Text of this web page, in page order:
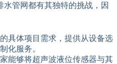
管网都有其独特的挑战，因
的具体项目需求，提供从设备选
化服务。
能够将超声波液位传感器与其